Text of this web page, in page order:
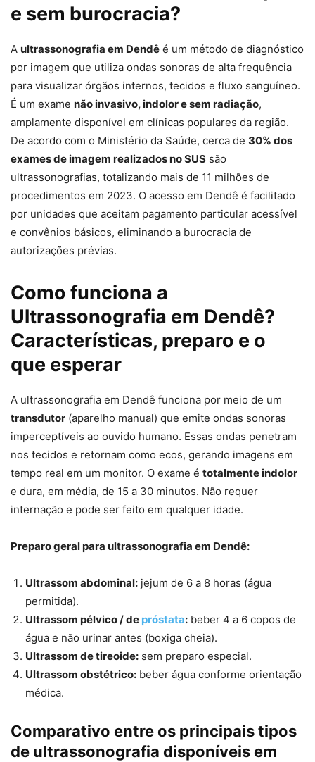
e sem burocracia?
A ultrassonografia em Dendê é um método de diagnóstico
por imagem que utiliza ondas sonoras de alta frequência
para visualizar órgãos internos, tecidos e fluxo sanguíneo.
É um exame não invasivo, indolor e sem radiação,
amplamente disponível em clínicas populares da região.
De acordo com o Ministério da Saúde, cerca de 30% dos
exames de imagem realizados no SUS são
ultrassonografias, totalizando mais de 11 milhões de
procedimentos em 2023. O acesso em Dendê é facilitado
por unidades que aceitam pagamento particular acessível
e convênios básicos, eliminando a burocracia de
autorizações prévias.
Como funciona a
Ultrassonografia em Dendê?
Características, preparo e o
que esperar
A ultrassonografia em Dendê funciona por meio de um
transdutor (aparelho manual) que emite ondas sonoras
imperceptíveis ao ouvido humano. Essas ondas penetram
nos tecidos e retornam como ecos, gerando imagens em
tempo real em um monitor. O exame é totalmente indolor
e dura, em média, de 15 a 30 minutos. Não requer
internação e pode ser feito em qualquer idade.
Preparo geral para ultrassonografia em Dendê:
Ultrassom abdominal: jejum de 6 a 8 horas (água
permitida).
Ultrassom pélvico / de próstata: beber 4 a 6 copos de
água e não urinar antes (boxiga cheia).
Ultrassom de tireoide: sem preparo especial.
Ultrassom obstétrico: beber água conforme orientação
médica.
Comparativo entre os principais tipos
de ultrassonografia disponíveis em